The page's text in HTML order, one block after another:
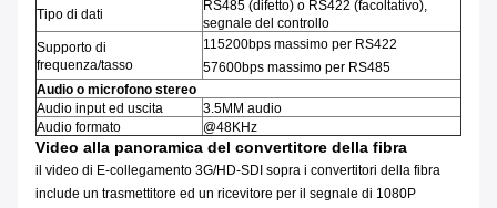
Tipo di dati
RS485 (difetto) o RS422 (facoltativo),
segnale del controllo
Supporto di
frequenza/tasso
115200bps massimo per RS422
57600bps massimo per RS485
Audio o microfono stereo
Audio input ed uscita
3.5MM audio
Audio formato
@48KHz
Video alla panoramica del convertitore della fibra
il video di E-collegamento 3G/HD-SDI sopra i convertitori della fibra
include un trasmettitore ed un ricevitore per il segnale di 1080P